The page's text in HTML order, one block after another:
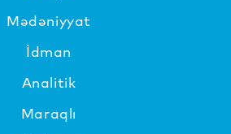
Mədəniyyat
İdman
Analitik
Maraqlı